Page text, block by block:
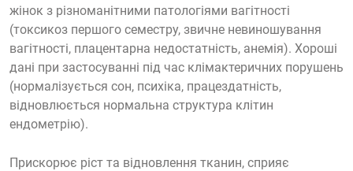
жінок з різноманітними патологіями вагітності
(токсикоз першого семестру, звичне невиношування
вагітності, плацентарна недостатність, анемія). Хороші
дані при застосуванні під час клімактеричних порушень
(нормалізується сон, психіка, працездатність,
відновлюється нормальна структура клітин
ендометрію).
Прискорює ріст та відновлення тканин, сприяє